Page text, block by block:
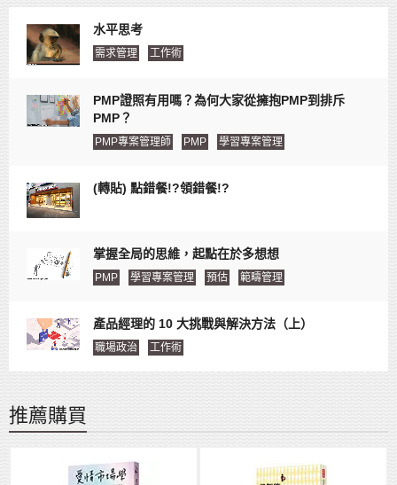
水平思考
需求管理 工作術
PMP證照有用嗎？為何大家從擁抱PMP到排斥
PMP？
PMP專案管理師 PMP 學習專案管理
(轉貼) 點錯餐!?領錯餐!?
掌握全局的思維，起點在於多想想
PMP 學習專案管理 預估 範疇管理
產品經理的 10 大挑戰與解決方法（上）
職場政治 工作術
推薦購買